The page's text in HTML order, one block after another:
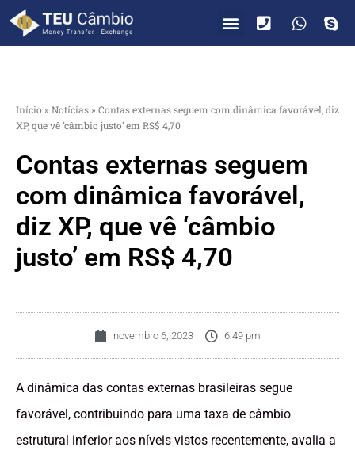
Início » Notícias » Contas externas seguem com dinâmica favorável, diz
XP, que vê ‘câmbio justo’ em RS$ 4,70
Contas externas seguem
com dinâmica favorável,
diz XP, que vê ‘câmbio
justo’ em RS$ 4,70
novembro 6, 2023 6:49 pm
A dinâmica das contas externas brasileiras segue
favorável, contribuindo para uma taxa de câmbio
estrutural inferior aos níveis vistos recentemente, avalia a